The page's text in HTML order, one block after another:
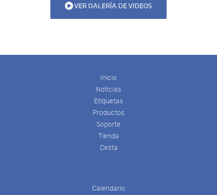
VER GALERÍA DE VIDEOS
Inicio
Noticias
Etiquetas
Productos
Soporte
Tienda
Cesta
Calendario